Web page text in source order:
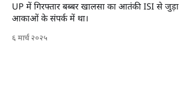
UP में गिरफ्तार बब्बर खालसा का आतंकी ISI से जुड़ा
आकाओं के संपर्क में था।
६ मार्च २०२५